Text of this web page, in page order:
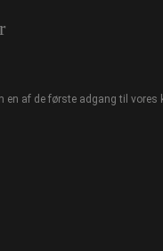
en af de første adgang til vores